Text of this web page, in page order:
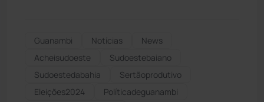
Guanambi Notícias
News
Acheisudoeste
Sudoestebaiano
Sudoestedabahia
Sertãoprodutivo
Eleições2024
Políticadeguanambi